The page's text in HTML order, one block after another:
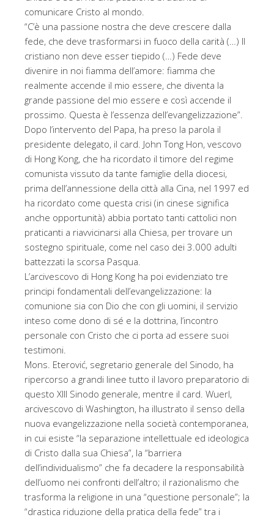
comunicare Cristo al mondo.
“C’è una passione nostra che deve crescere dalla
fede, che deve trasformarsi in fuoco della carità (…) Il
cristiano non deve esser tiepido (…) Fede deve
divenire in noi fiamma dell’amore: fiamma che
realmente accende il mio essere, che diventa la
grande passione del mio essere e così accende il
prossimo. Questa è l’essenza dell’evangelizzazione”.
Dopo l’intervento del Papa, ha preso la parola il
presidente delegato, il card. John Tong Hon, vescovo
di Hong Kong, che ha ricordato il timore del regime
comunista vissuto da tante famiglie della diocesi,
prima dell’annessione della città alla Cina, nel 1997 ed
ha ricordato come questa crisi (in cinese significa
anche opportunità) abbia portato tanti cattolici non
praticanti a riavvicinarsi alla Chiesa, per trovare un
sostegno spirituale, come nel caso dei 3.000 adulti
battezzati la scorsa Pasqua.
L’arcivescovo di Hong Kong ha poi evidenziato tre
principi fondamentali dell’evangelizzazione: la
comunione sia con Dio che con gli uomini, il servizio
inteso come dono di sé e la dottrina, l’incontro
personale con Cristo che ci porta ad essere suoi
testimoni.
Mons. Eterović, segretario generale del Sinodo, ha
ripercorso a grandi linee tutto il lavoro preparatorio di
questo XIII Sinodo generale, mentre il card. Wuerl,
arcivescovo di Washington, ha illustrato il senso della
nuova evangelizzazione nella società contemporanea,
in cui esiste “la separazione intellettuale ed ideologica
di Cristo dalla sua Chiesa”, la “barriera
dell’individualismo” che fa decadere la responsabilità
dell’uomo nei confronti dell’altro; il razionalismo che
trasforma la religione in una “questione personale”; la
“drastica riduzione della pratica della fede” tra i